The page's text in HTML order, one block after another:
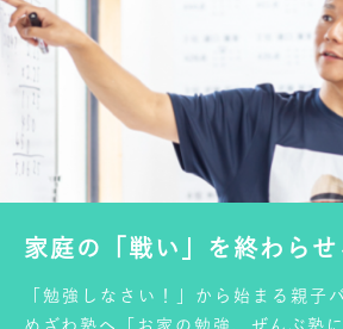
家庭の「戦い」を終わらせ
「勉強しなさい！」から始まる親子
めざわ塾へ「お家の勉強、ぜんぶ塾